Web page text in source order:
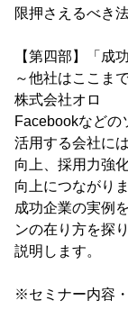
限押さえるべき
【第四部】「成
～他社はここま
株式会社オロ
Facebookなどの
活用する会社に
向上、採用力強
向上につながり
成功企業の実例
ンの在り方を探
説明します。
※セミナー内容